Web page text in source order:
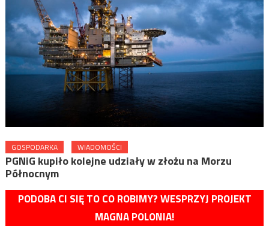
GOSPODARKA WIADOMOŚCI
PGNiG kupiło kolejne udziały w złożu na Morzu
Północnym
PODOBA CI SIĘ TO CO ROBIMY? WESPRZYJ PROJEKT
MAGNA POLONIA!